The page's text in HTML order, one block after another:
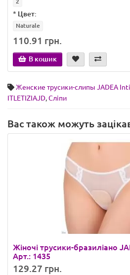
2
* Цвет:
Naturale
110.91 грн.
В кошик
Женские трусики-слипы JADEA
ITLETIZIAJD,Сліпи
Вас також можуть
Жіночі трусики-бразиліано
Арт.: 1435
129.27 грн.